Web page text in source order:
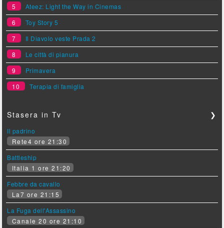
5
Ateez: Light the Way in Cinemas
6
Toy Story 5
7
Il Diavolo veste Prada 2
8
Le città di pianura
9
Primavera
10
Terapia di famiglia
Stasera in Tv ❯
Il padrino
Rete4 ore 21:30
Battleship
Italia 1 ore 21:20
Febbre da cavallo
La7 ore 21:15
La Fuga dell'Assassino
Canale 20 ore 21:10